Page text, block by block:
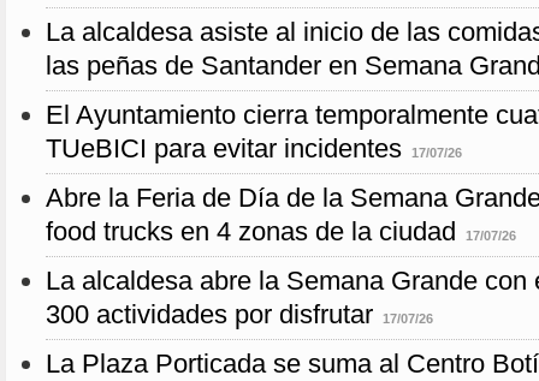
La alcaldesa asiste al inicio de las
las peñas de Santander en Semana
El Ayuntamiento cierra temporalmente
TUeBICI para evitar incidentes
17/07/26
Abre la Feria de Día de la Semana
food trucks en 4 zonas de la ciudad
17/07/26
La alcaldesa abre la Semana Grande
300 actividades por disfrutar
17/07/26
La Plaza Porticada se suma al Centro